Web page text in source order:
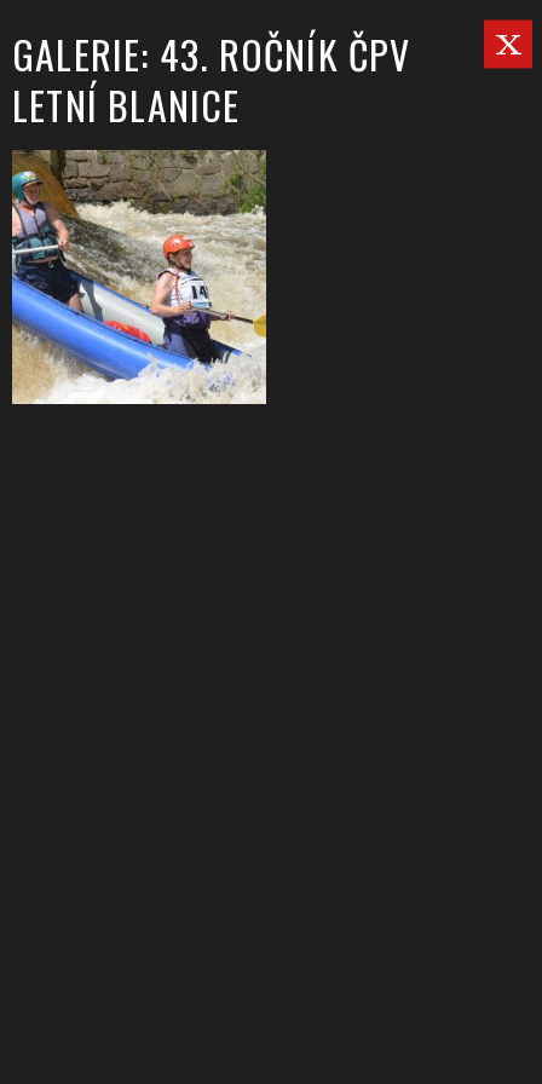
GALERIE: 43. ROČNÍK ČPV
LETNÍ BLANICE